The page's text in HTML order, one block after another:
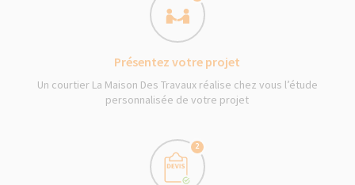
Présentez votre projet
Un courtier La Maison Des Travaux réalise chez vous l’étude
personnalisée de votre projet
2